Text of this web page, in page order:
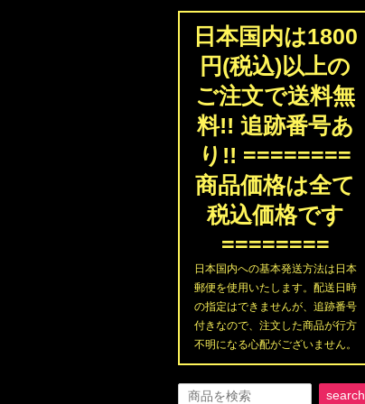
日本国内は1800
円(税込)以上の
ご注文で送料無
料!! 追跡番号あ
り!! ========
商品価格は全て
税込価格です
========
日本国内への基本発送方法は日本
郵便を使用いたします。配送日時
の指定はできませんが、追跡番号
付きなので、注文した商品が行方
不明になる心配がございません。
search